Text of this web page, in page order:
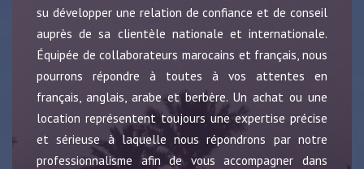
su développer une relation de confiance et de conseil
auprès de sa clientèle nationale et internationale.
Équipée de collaborateurs marocains et français, nous
pourrons répondre à toutes à vos attentes en
français, anglais, arabe et berbère. Un achat ou une
location représentent toujours une expertise précise
et sérieuse à laquelle nous répondrons par notre
professionnalisme afin de vous accompagner dans